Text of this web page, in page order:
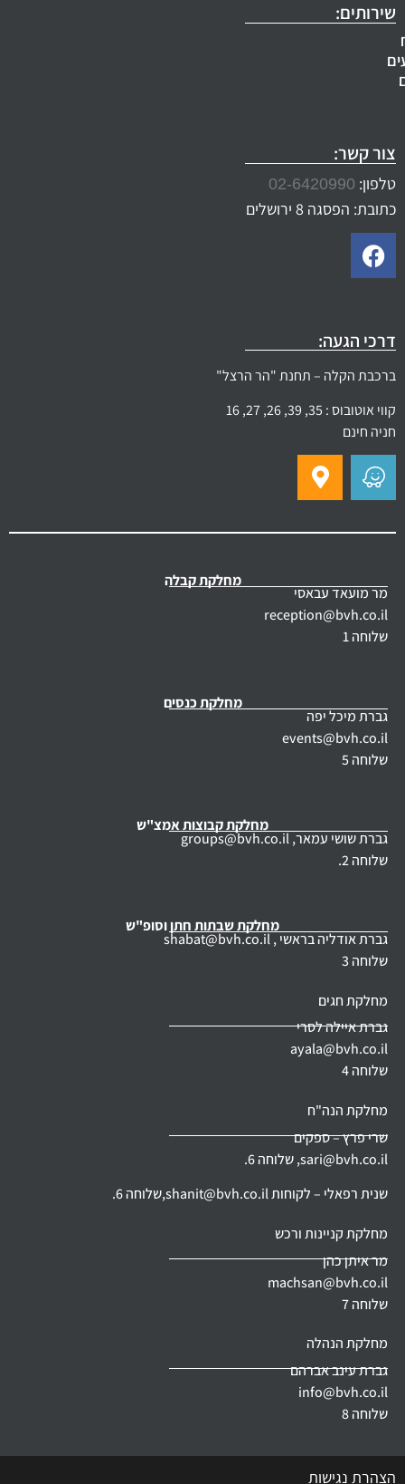
שירותים:
צור קשר:
טלפון: 02-6420990
כתובת: הפסגה 8 ירושלים
דרכי הגעה:
ברכבת הקלה – תחנת "הר הרצל"
קווי אוטובוס : 35, 39, 26, 27, 16
חניה חינם
מחלקת קבלה
מר מועאד עבאסי
reception@bvh.co.il
שלוחה 1
מחלקת כנסים
גברת מיכל יפה
events@bvh.co.il
שלוחה 5
מחלקת קבוצות אמצ"ש
גברת שושי עמאר,groups@bvh.co.il
שלוחה 2.
מחלקת שבתות חתן וסופ"ש
גברת אודליה בראשי ,shabat@bvh.co.il
שלוחה 3
מחלקת חגים
גברת איילה לסרי
ayala@bvh.co.il
שלוחה 4
מחלקת הנה"ח
שרי פרץ – ספקים
sari@bvh.co.il, שלוחה 6.
שנית רפאלי – לקוחותshanit@bvh.co.il,שלוחה 6.
מחלקת קניינות ורכש
מר איתן כהן
machsan@bvh.co.il
שלוחה 7
מחלקת הנהלה
גברת עינב אברהם
info@bvh.co.il
שלוחה 8
הצהרת נגישות